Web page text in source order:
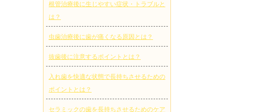
根管治療後に生じやすい症状・トラブルと
は？
虫歯治療後に歯が痛くなる原因とは？
抜歯後に注意するポイントとは？
入れ歯を快適な状態で長持ちさせるための
ポイントとは？
セラミックの歯を長持ちさせるためのケア